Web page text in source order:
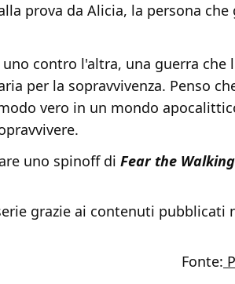
prova da Alicia, la persona che
contro l'altra, una guerra che
per la sopravvivenza. Penso
vero in un mondo
uno spinoff di Fear the
grazie ai contenuti pubblicati
Fonte: